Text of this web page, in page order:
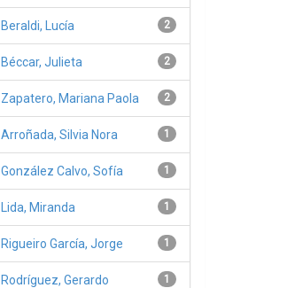
2
Beraldi, Lucía
2
Béccar, Julieta
2
Zapatero, Mariana Paola
1
Arroñada, Silvia Nora
1
González Calvo, Sofía
1
Lida, Miranda
1
Rigueiro García, Jorge
1
Rodríguez, Gerardo